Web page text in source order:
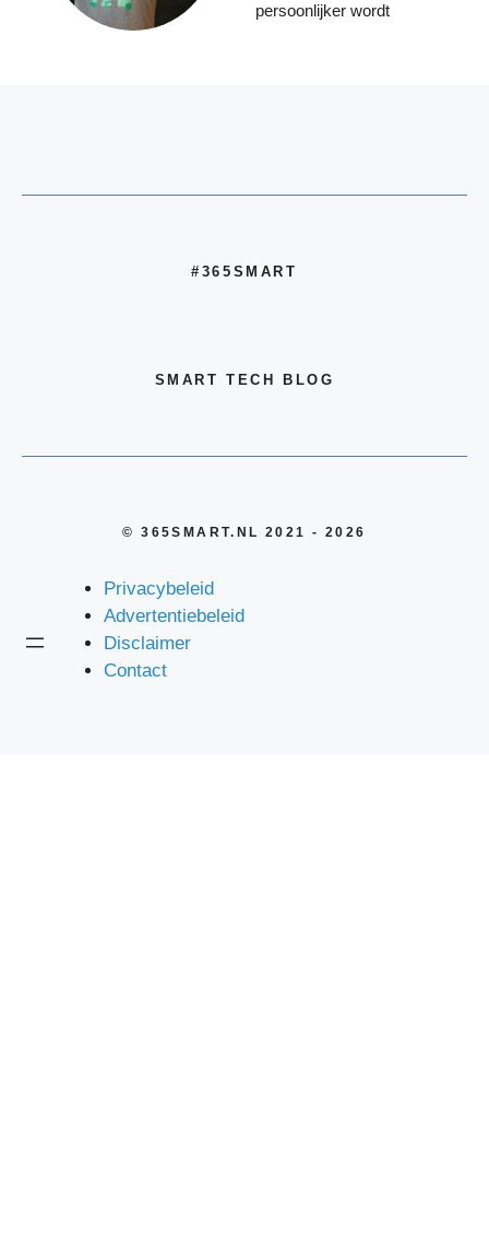
persoonlijker wordt
#365SMART
SMART TECH BLOG
© 365SMART.NL 2021 - 2026
Privacybeleid
Advertentiebeleid
Disclaimer
Contact